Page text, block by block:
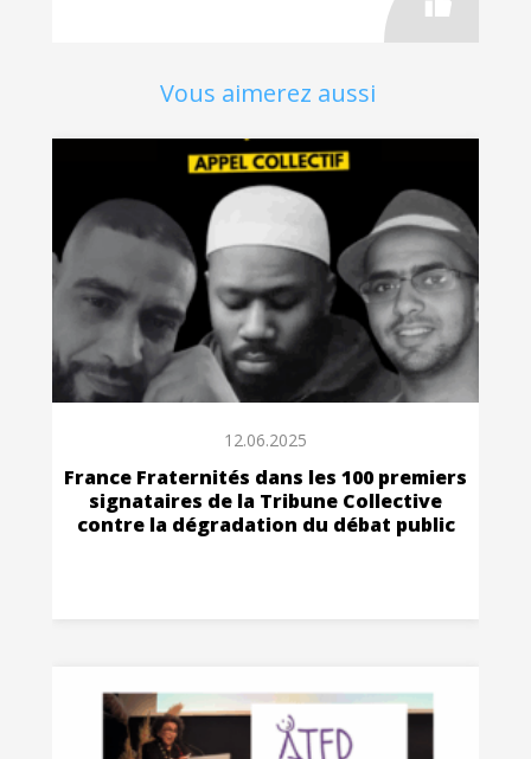
Vous aimerez aussi
12.06.2025
France Fraternités dans les 100 premiers
signataires de la Tribune Collective
contre la dégradation du débat public